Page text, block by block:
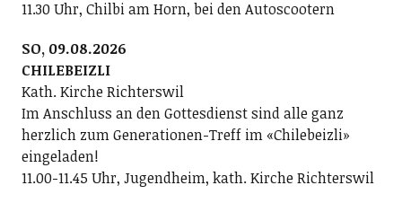
11.30 Uhr, Chilbi am Horn, bei den Autoscootern
SO, 09.08.2026
CHILEBEIZLI
Kath. Kirche Richterswil
Im Anschluss an den Gottesdienst sind alle ganz
herzlich zum Generationen-Treff im «Chilebeizli»
eingeladen!
11.00-11.45 Uhr, Jugendheim, kath. Kirche Richterswil